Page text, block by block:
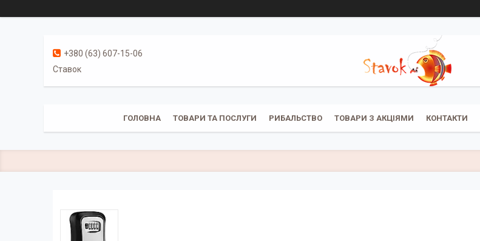
+380 (63) 607-15-06
Ставок
ГОЛОВНА ТОВАРИ ТА ПОСЛУГИ РИБАЛЬСТВО ТОВАРИ З АКЦІЯМИ КОНТАКТИ